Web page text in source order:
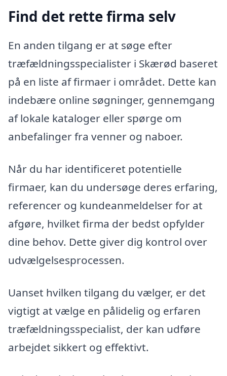
Find det rette firma selv
En anden tilgang er at søge efter
træfældningsspecialister i Skærød baseret
på en liste af firmaer i området. Dette kan
indebære online søgninger, gennemgang
af lokale kataloger eller spørge om
anbefalinger fra venner og naboer.
Når du har identificeret potentielle
firmaer, kan du undersøge deres erfaring,
referencer og kundeanmeldelser for at
afgøre, hvilket firma der bedst opfylder
dine behov. Dette giver dig kontrol over
udvælgelsesprocessen.
Uanset hvilken tilgang du vælger, er det
vigtigt at vælge en pålidelig og erfaren
træfældningsspecialist, der kan udføre
arbejdet sikkert og effektivt.